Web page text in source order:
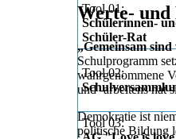
Werte-
„Gemeinsam
Schulprogramm
wahrgenommene
und -arbeitens hat
Demokratie ist
politische Bildung
Tool 01:
Schülerinnen-
Schüler-Rat
Tool 02:
Tool 03: